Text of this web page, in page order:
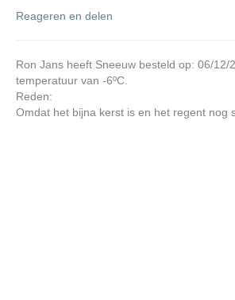
Reageren en delen
Ron Jans heeft Sneeuw besteld op: 06/12/
temperatuur van -6ºC.
Reden:
Omdat het bijna kerst is en het regent nog